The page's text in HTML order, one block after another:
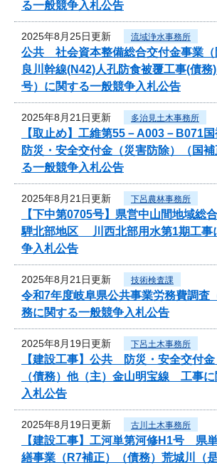
る一般競争入札公告
2025年8月25日更新 流域浄水事務所
公共 社会資本整備総合交付金事業（
良川幹線(N42)人孔防食被覆工事(債
号）に関する一般競争入札公告
2025年8月21日更新 多治見土木事務所
【取止め】工維第55－A003－
防災・安全交付金（災害防除）（国
る一般競争入札公告
2025年8月21日更新 下呂農林事務所
【下中第0705号】県営中山間地域
騨北部地区 川西北部用水第1期工事
争入札公告
2025年8月21日更新 技術検査課
令和7年度岐阜県公共事業労務費調査
務に関する一般競争入札公告
2025年8月19日更新 下呂土木事務所
【建設工事】公共 防災・安全交付金
（債務）他（主）金山明宝線 工事
入札公告
2025年8月19日更新 古川土木事務所
【建設工事】工河単第河修H1号 県
繕事業（R7補正）（債務）荒城川（